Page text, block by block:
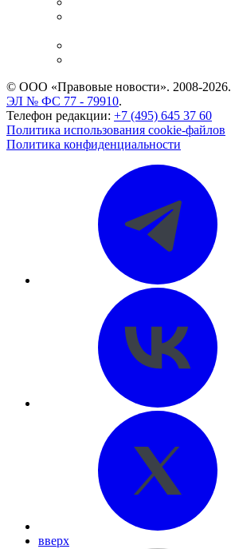
© ООО «Правовые новости». 2008-2026.
ЭЛ № ФС 77 - 79910.
Телефон редакции: +7 (495) 645 37 60
Политика использования cookie-файлов
Политика конфиденциальности
вверх